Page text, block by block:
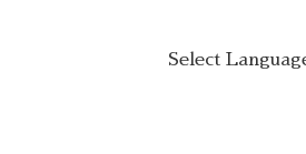
Select